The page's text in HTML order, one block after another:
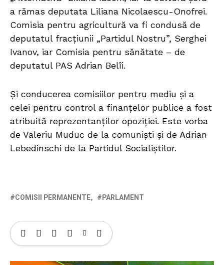
a rămas deputata Liliana Nicolaescu-Onofrei.
Comisia pentru agricultură va fi condusă de
deputatul fracțiunii „Partidul Nostru”, Serghei
Ivanov, iar Comisia pentru sănătate – de
deputatul PAS Adrian Belîi.
Și conducerea comisiilor pentru mediu și a
celei pentru control a finanțelor publice a fost
atribuită reprezentanților opoziției. Este vorba
de Valeriu Muduc de la comuniști și de Adrian
Lebedinschi de la Partidul Socialiștilor.
COMISII PERMANENTE PARLAMENT